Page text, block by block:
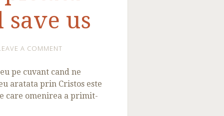
us
A COMMENT
pe cuvant cand ne
aratata prin Cristos este
care omenirea a primit-